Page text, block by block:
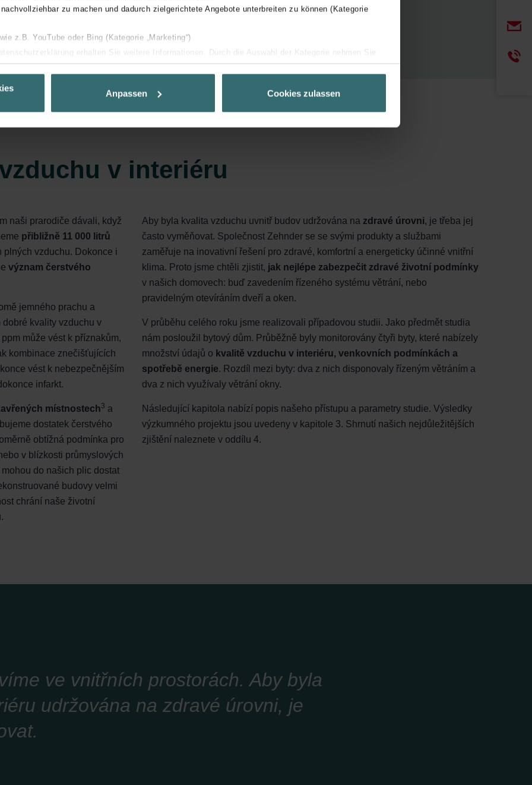
zu machen und dadurch zielgerichtete Angebote unterbreiten zu können (Kategorie
z.B. YouTube oder Bing (Kategorie „Marketing“)
erhalten Sie weitere Informationen. Durch die Auswahl der Kategorie nehmen Sie
die bestmögliche Nutzererfahrung zu ermöglichen und Ihnen maßgeschneiderte Informationen
Verfügung zu stellen. Alle Einwilligungen können Sie selbstverständlich über einen Link in der
de confidentialité
de privacidad
Sanayi ve Ticaret Limitet Şirketi: Web Sitesi Çerezleri
Privacy Policy
o ochronie danych Zehnder
Policy
Anpassen Cookies zulassen
v interiéru
naši prarodiče dávali, když
přibližně 11 000 litrů
plných vzduchu. Dokonce i
význam čerstvého
jemného prachu a
dobré kvality vzduchu v
může vést k příznakům,
kombinace znečišťujících
vést k nebezpečnějším
infarkt.
místnostech3 a
dostatek čerstvého
obtížná podmínka pro
v blízkosti průmyslových
do našich plic dostat
budovy velmi
chrání naše životní
Aby byla kvalita vzduchu uvnitř budov udržována na zdravé úrovni, je třeba jej
často vyměňovat. Společnost Zehnder se se svými produkty a službami
zaměřuje na inovativní řešení pro zdravé, komfortní a energeticky účinné vnitřní
klima. Proto jsme chtěli zjistit, jak nejlépe zabezpečit zdravé životní podmínky
v našich domovech: buď zavedením řízeného systému větrání, nebo
pravidelným otevíráním dveří a oken.
V průběhu celého roku jsme realizovali případovou studii. Jako předmět studia
nám posloužil bytový dům. Průběžně byly monitorovány čtyři byty, které nabízely
množství údajů o kvalitě vzduchu v interiéru, venkovních podmínkách a
spotřebě energie. Rozdíl mezi byty: dva z nich disponovaly řízeným větráním a
dva z nich využívaly větrání okny.
Následující kapitola nabízí popis našeho přístupu a parametry studie. Výsledky
výzkumného projektu jsou uvedeny v kapitole 3. Shrnutí našich nejdůležitějších
zjištění naleznete v oddílu 4.
ve vnitřních prostorách. Aby byla
udržována na zdravé úrovni, je